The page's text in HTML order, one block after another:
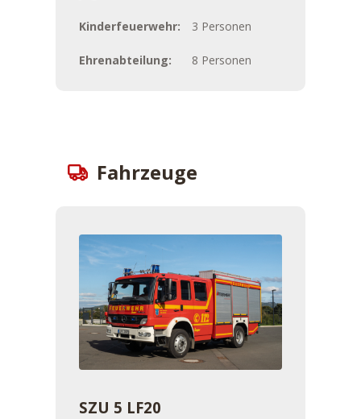
Kinderfeuerwehr: 3 Personen
Ehrenabteilung: 8 Personen
Fahrzeuge
SZU 5 LF20